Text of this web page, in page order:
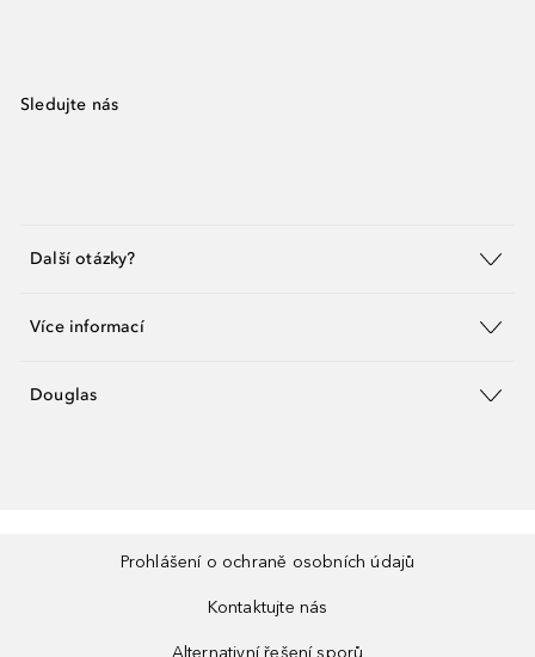
Sledujte nás
Další otázky?
Více informací
Douglas
Prohlášení o ochraně osobních údajů
Kontaktujte nás
Alternativní řešení sporů